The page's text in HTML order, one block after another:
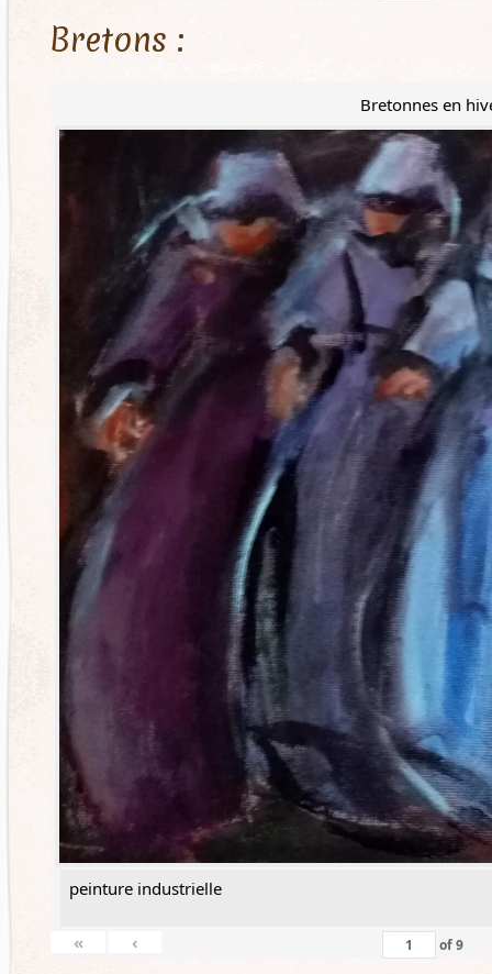
Bretons :
Bretonnes en
peinture industrielle
« ‹ of9